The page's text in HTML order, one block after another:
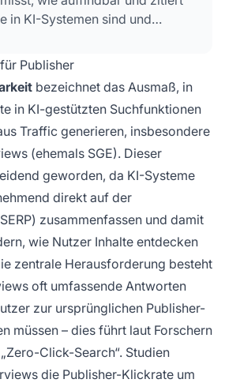
in KI-Systemen sind und
die direkte Klicks auf
Publisher
bezeichnet das Ausmaß, in
in KI-gestützten Suchfunktionen
Traffic generieren, insbesondere
(ehemals SGE). Dieser
geworden, da KI-Systeme
direkt auf der
zusammenfassen und damit
wie Nutzer Inhalte entdecken
zentrale Herausforderung besteht
oft umfassende Antworten
zur ursprünglichen Publisher-
müssen – dies führt laut Forschern
Click-Search“. Studien
die Publisher-Klickrate um